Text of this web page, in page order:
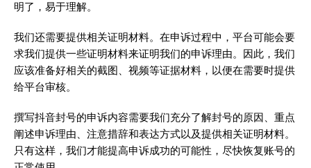
明了，易于理解。
我们还需要提供相关证明材料。在申诉过程中，平台可能会要
求我们提供一些证明材料来证明我们的申诉理由。因此，我们
应该准备好相关的截图、视频等证据材料，以便在需要时提供
给平台审核。
撰写抖音封号的申诉内容需要我们充分了解封号的原因、重点
阐述申诉理由、注意措辞和表达方式以及提供相关证明材料。
只有这样，我们才能提高申诉成功的可能性，尽快恢复账号的